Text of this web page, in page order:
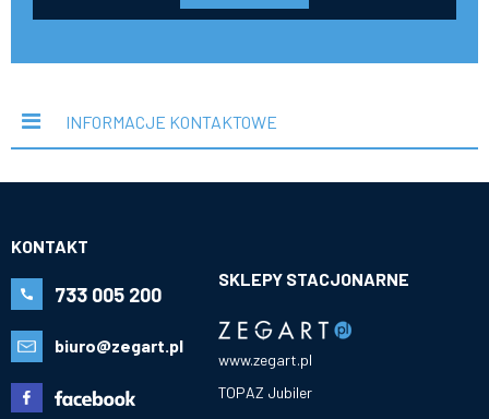
INFORMACJE KONTAKTOWE
KONTAKT
733 005 200
biuro@zegart.pl
SKLEPY STACJONARNE
www.zegart.pl
TOPAZ Jubiler